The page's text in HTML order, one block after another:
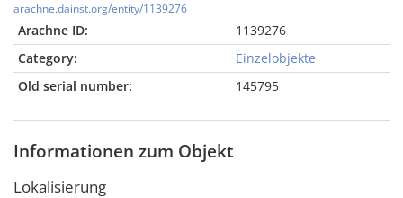
arachne.dainst.org/entity/1139276
Arachne ID:
1139276
Category:
Einzelobjekte
Old serial number:
145795
Informationen zum Objekt
Lokalisierung